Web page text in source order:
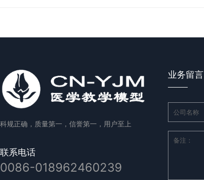
科规正确，质量第一，信誉第一，用户至上
联系电话
0086-018962460239
业务留言